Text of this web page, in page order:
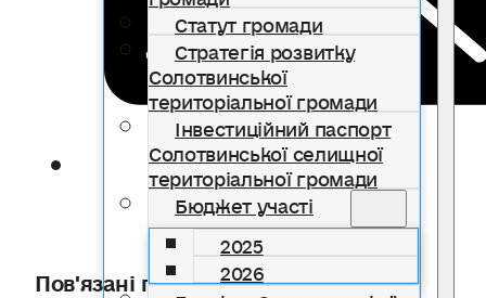
Статут громади
Стратегія розвитку
Солотвинської
територіальної громади
Інвестиційний паспорт
Солотвинської селищної
територіальної громади
Бюджет участі
2025
2026
Пов'язані публікації